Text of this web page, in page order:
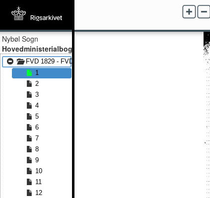
Nybøl Sogn
Hovedministerialbog
FVD 1829 - FVD 1886
1
2
3
4
5
6
7
8
9
10
11
12